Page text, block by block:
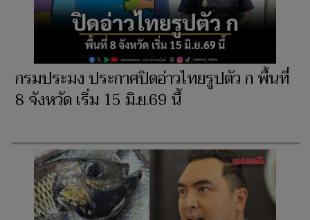
กรมประมง ประกาศปิดอ่าวไทยรูปตัว ก พื้นที่
8 จังหวัด เริ่ม 15 มิ.ย.69 นี้